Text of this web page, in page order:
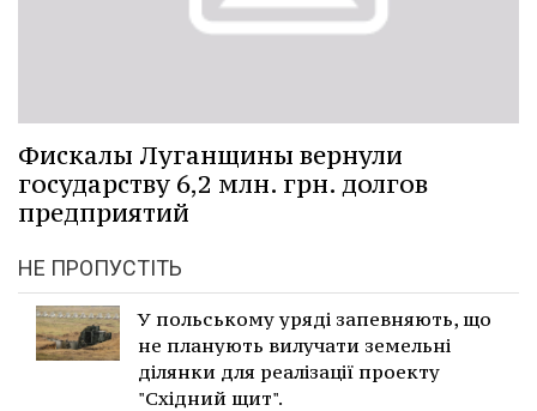
Фискалы Луганщины вернули
государству 6,2 млн. грн. долгов
предприятий
НЕ ПРОПУСТІТЬ
У польському уряді запевняють, що
не планують вилучати земельні
ділянки для реалізації проекту
"Східний щит".